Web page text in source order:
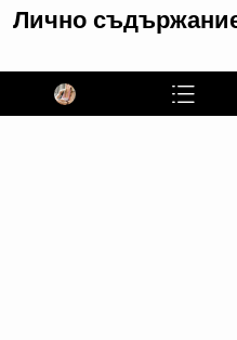
Лично